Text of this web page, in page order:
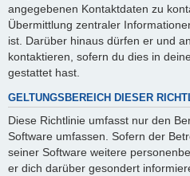
angegebenen Kontaktdaten zu
Übermittlung zentraler
ist. Darüber hinaus dürfen er und
kontaktieren, sofern du dies in
gestattet hast.
GELTUNGSBEREICH DIESER
Diese Richtlinie umfasst nur den
Software umfassen. Sofern der
seiner Software weitere
er dich darüber gesondert